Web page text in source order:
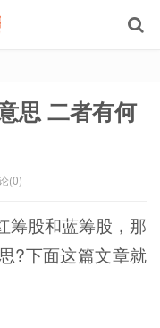
思 二者有何
(0)
筹股和蓝筹股，那
?下面这篇文章就